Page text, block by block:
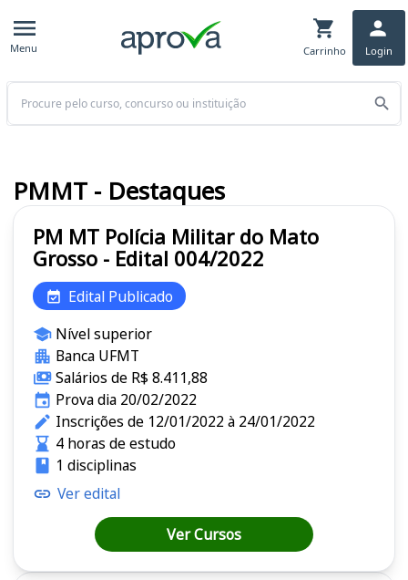
Menu Carrinho Login
Buscar
PM MT Polícia Militar do Mato
Grosso - Edital 004/2022
Edital Publicado
Nível superior
Banca UFMT
Salários de R$ 8.411,88
Prova dia 20/02/2022
Inscrições de 12/01/2022 à 24/01/2022
4 horas de estudo
1 disciplinas
Ver edital
Ver Cursos
PMMT - Destaques